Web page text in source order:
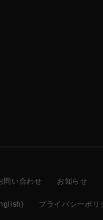
問い合わせ お知らせ
プライバシーポリ